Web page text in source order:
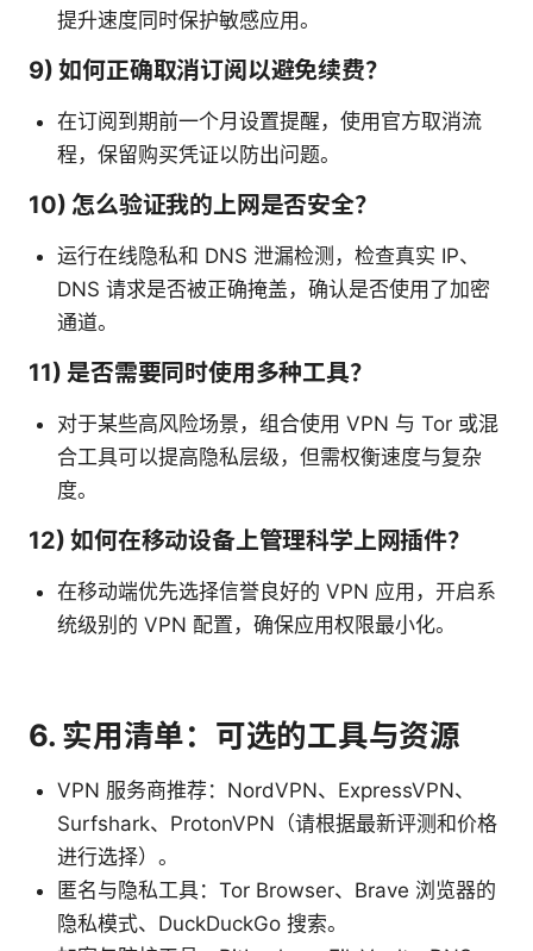
提升速度同时保护敏感应用。
9) 如何正确取消订阅以避免续费？
在订阅到期前一个月设置提醒，使用官方取消流
程，保留购买凭证以防出问题。
10) 怎么验证我的上网是否安全？
运行在线隐私和 DNS 泄漏检测，检查真实 IP、
DNS 请求是否被正确掩盖，确认是否使用了加密
通道。
11) 是否需要同时使用多种工具？
对于某些高风险场景，组合使用 VPN 与 Tor 或混
合工具可以提高隐私层级，但需权衡速度与复杂
度。
12) 如何在移动设备上管理科学上网插件？
在移动端优先选择信誉良好的 VPN 应用，开启系
统级别的 VPN 配置，确保应用权限最小化。
6. 实用清单：可选的工具与资源
VPN 服务商推荐：NordVPN、ExpressVPN、
Surfshark、ProtonVPN（请根据最新评测和价格
进行选择）。
匿名与隐私工具：Tor Browser、Brave 浏览器的
隐私模式、DuckDuckGo 搜索。